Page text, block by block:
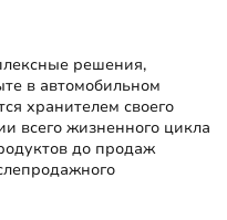
решения,
в автомобильном
хранителем своего
всего жизненного цикла
до продаж